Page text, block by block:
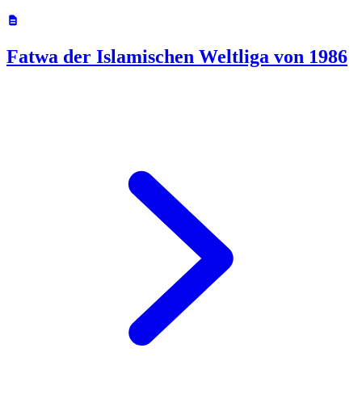
Fatwa der Islamischen Weltliga von 1986